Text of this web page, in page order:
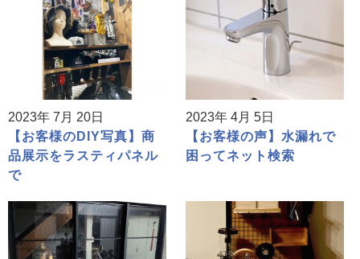
2023年 7月 20日
【お客様のDIY写真】商
品展示をラスティパネル
で
2023年 4月 5日
【お客様の声】水漏れで
困ってネット検索